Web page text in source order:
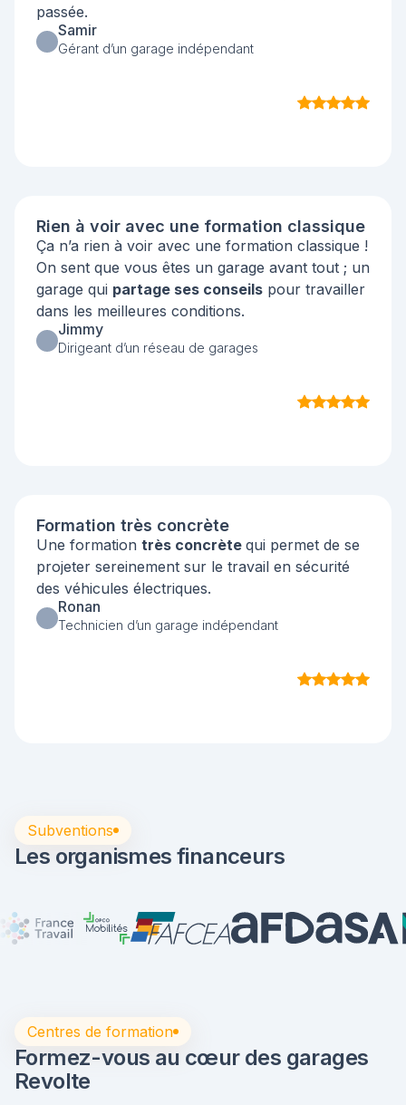
passée.
Samir
Gérant d’un garage indépendant
Rien à voir avec une formation classique
Ça n’a rien à voir avec une formation classique !
On sent que vous êtes un garage avant tout ; un
garage qui partage ses conseils pour travailler
dans les meilleures conditions.
Jimmy
Dirigeant d’un réseau de garages
Formation très concrète
Une formation très concrète qui permet de se
projeter sereinement sur le travail en sécurité
des véhicules électriques.
Ronan
Technicien d’un garage indépendant
Subventions
Les organismes financeurs
Centres de formation
Formez-vous au cœur des garages
Revolte